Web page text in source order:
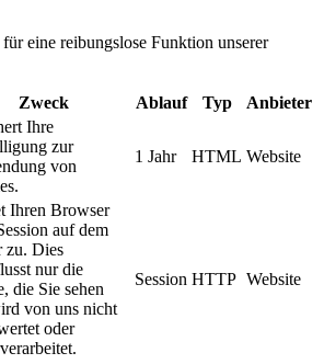
eine reibungslose Funktion unserer
Zweck Ablauf Typ Anbieter
Ihre
zur
von
1 Jahr HTML Website
Ihren Browser
auf dem
zu. Dies
nur die
die Sie sehen
von uns nicht
oder
Session HTTP Website